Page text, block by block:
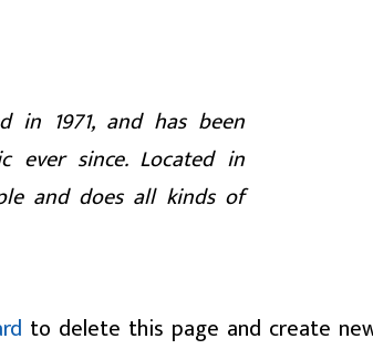
in 1971, and has been
ever since. Located in
and does all kinds of
to delete this page and create